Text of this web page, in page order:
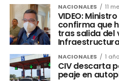
NACIONALES 11
VIDEO:
confirma que
tras salida del
NACIONALES 1
CIV descarta
peaje en